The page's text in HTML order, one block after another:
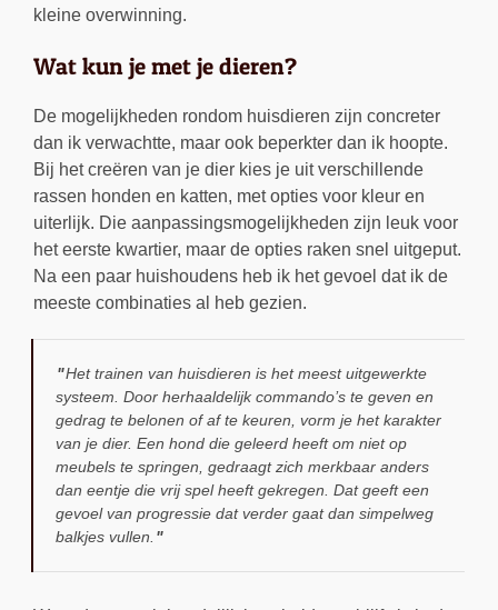
kleine overwinning.
Wat kun je met je dieren?
De mogelijkheden rondom huisdieren zijn concreter
dan ik verwachtte, maar ook beperkter dan ik hoopte.
Bij het creëren van je dier kies je uit verschillende
rassen honden en katten, met opties voor kleur en
uiterlijk. Die aanpassingsmogelijkheden zijn leuk voor
het eerste kwartier, maar de opties raken snel uitgeput.
Na een paar huishoudens heb ik het gevoel dat ik de
meeste combinaties al heb gezien.
Het trainen van huisdieren is het meest uitgewerkte
systeem. Door herhaaldelijk commando’s te geven en
gedrag te belonen of af te keuren, vorm je het karakter
van je dier. Een hond die geleerd heeft om niet op
meubels te springen, gedraagt zich merkbaar anders
dan eentje die vrij spel heeft gekregen. Dat geeft een
gevoel van progressie dat verder gaat dan simpelweg
balkjes vullen.